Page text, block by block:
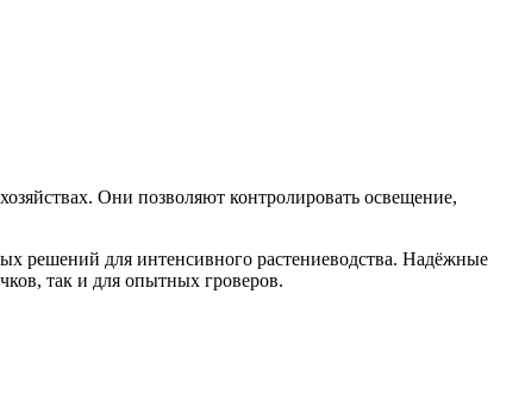
Они позволяют контролировать освещение,
решений для интенсивного растениеводства. Надёжные
так и для опытных гроверов.